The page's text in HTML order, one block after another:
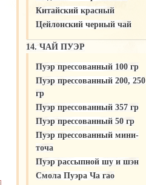
Китайский красный
Цейлонский черный чай
14. ЧАЙ ПУЭР
Пуэр прессованный 100 гр
Пуэр прессованный 200, 250
гр
Пуэр прессованный 357 гр
Пуэр прессованный 50 гр
Пуэр прессованный мини-
точа
Пуэр рассыпной шу и шэн
Смола Пуэра Ча гао